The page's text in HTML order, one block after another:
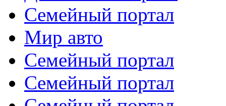
Семейный портал
Мир авто
Семейный портал
Семейный портал